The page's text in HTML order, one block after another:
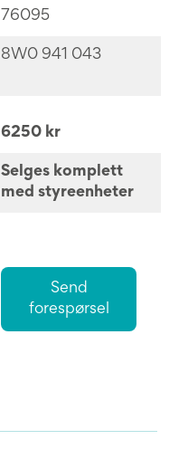
76095
8W0 941 043
6250 kr
Selges komplett
med styreenheter
Send
forespørsel